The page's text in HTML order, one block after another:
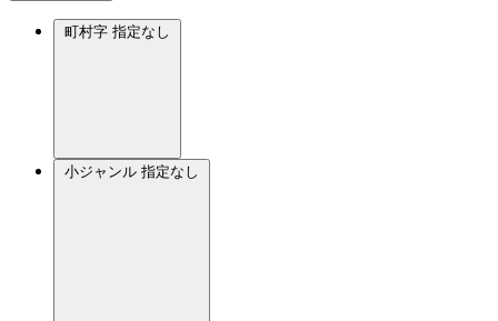
町村字 指定なし
小ジャンル 指定なし